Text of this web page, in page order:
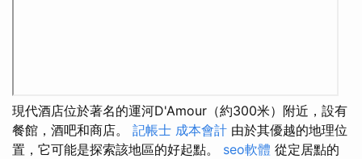
現代酒店位於著名的運河D'Amour（約300米）附近，設有
餐館，酒吧和商店。 記帳士 成本會計 由於其優越的地理位
置，它可能是探索該地區的好起點。 seo軟體 從定居點的